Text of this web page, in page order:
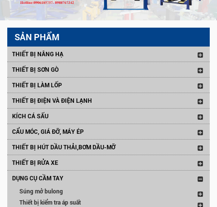
SẢN PHẨM
THIẾT BỊ NÂNG HẠ
THIẾT BỊ SƠN GÒ
THIẾT BỊ LÀM LỐP
THIẾT BỊ ĐIỆN VÀ ĐIỆN LẠNH
KÍCH CÁ SẤU
CẨU MÓC, GIÁ ĐỠ, MÁY ÉP
THIẾT BỊ HÚT DẦU THẢI,BƠM DẦU-MỠ
THIẾT BỊ RỬA XE
DỤNG CỤ CẦM TAY
Súng mở bulong
Thiết bị kiểm tra áp suất